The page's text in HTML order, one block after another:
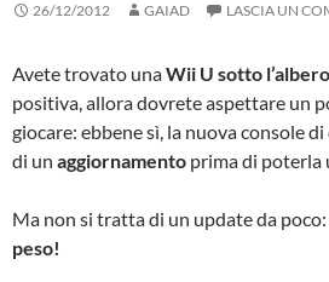
26/12/2012 GAIAD LASCIA UN
Avete trovato unaWii U sotto l’albero
positiva, allora dovrete aspettare un
giocare: ebbene sì, la nuova console
di un aggiornamento prima di poterla
Ma non si tratta di un update da poco:
peso!